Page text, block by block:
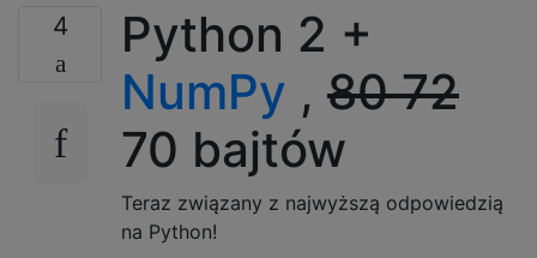
4
Python 2 +
NumPy , 8072
70 bajtów
Teraz związany z najwyższą odpowiedzią
na Python!